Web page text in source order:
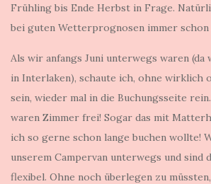
Frühling bis Ende Herbst in Frage.
bei guten Wetterprognosen immer schon
Als wir anfangs Juni unterwegs waren (da
in Interlaken), schaute ich, ohne wirklich
sein, wieder mal in die Buchungsseite
waren Zimmer frei! Sogar das mit
ich so gerne schon lange buchen wollte!
unserem Campervan unterwegs und sind
flexibel. Ohne noch überlegen zu